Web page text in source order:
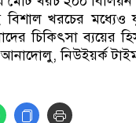
খরচের মধ্যেও
চিকিৎসা ব্যয়ের
আনাদোলু, নিউইয়র্ক